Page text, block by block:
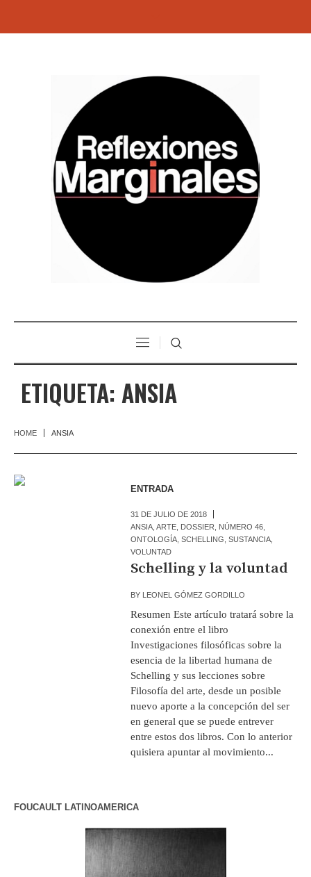
ETIQUETA: ANSIA
HOME ANSIA
ENTRADA
31 DE JULIO DE 2018
ANSIA ,ARTE DOSSIER NÚMERO 46
ONTOLOGÍA ,SCHELLING ,SUSTANCIA
VOLUNTAD
Schelling y la voluntad
BY LEONEL GÓMEZ GORDILLO
Resumen Este artículo tratará sobre la
conexión entre el libro
Investigaciones filosóficas sobre la
esencia de la libertad humana de
Schelling y sus lecciones sobre
Filosofía del arte, desde un posible
nuevo aporte a la concepción del ser
en general que se puede entrever
entre estos dos libros. Con lo anterior
quisiera apuntar al movimiento...
FOUCAULT LATINOAMERICA